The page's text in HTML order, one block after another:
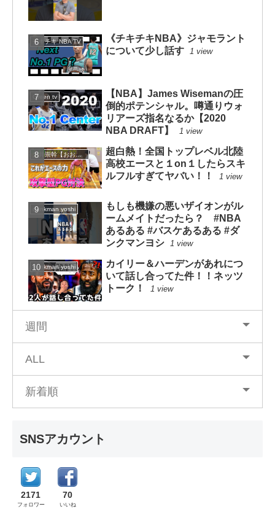
チキチキ NBA TV
《チキチキNBA》ジャモラント
について少し話す 1 view
Green tv
【NBA】James Wisemanの圧
倒的ポテンシャル。噂通りウォ
リアーズ指名なるか【2020
NBA DRAFT】
1 view
大井崇幹【おおいたかよし】
超白熱！全国トップレベル北陸
高校エースと１on１したらスキ
ルフルすぎてヤバい！！
1 view
dunkman yoshi
もしも機嫌の悪いザイオンがル
ームメイトだったら？ #NBA
あるある #バスケあるある #ダ
ンクマンヨシ 1 view
dunkman yoshi
カイリー＆ハーデンがあれにつ
いて話し合ってた件！！ネッツ
トーク！
1 view
週間
ALL
新着順
SNSアカウント
2171
フォロワー
70
いいね